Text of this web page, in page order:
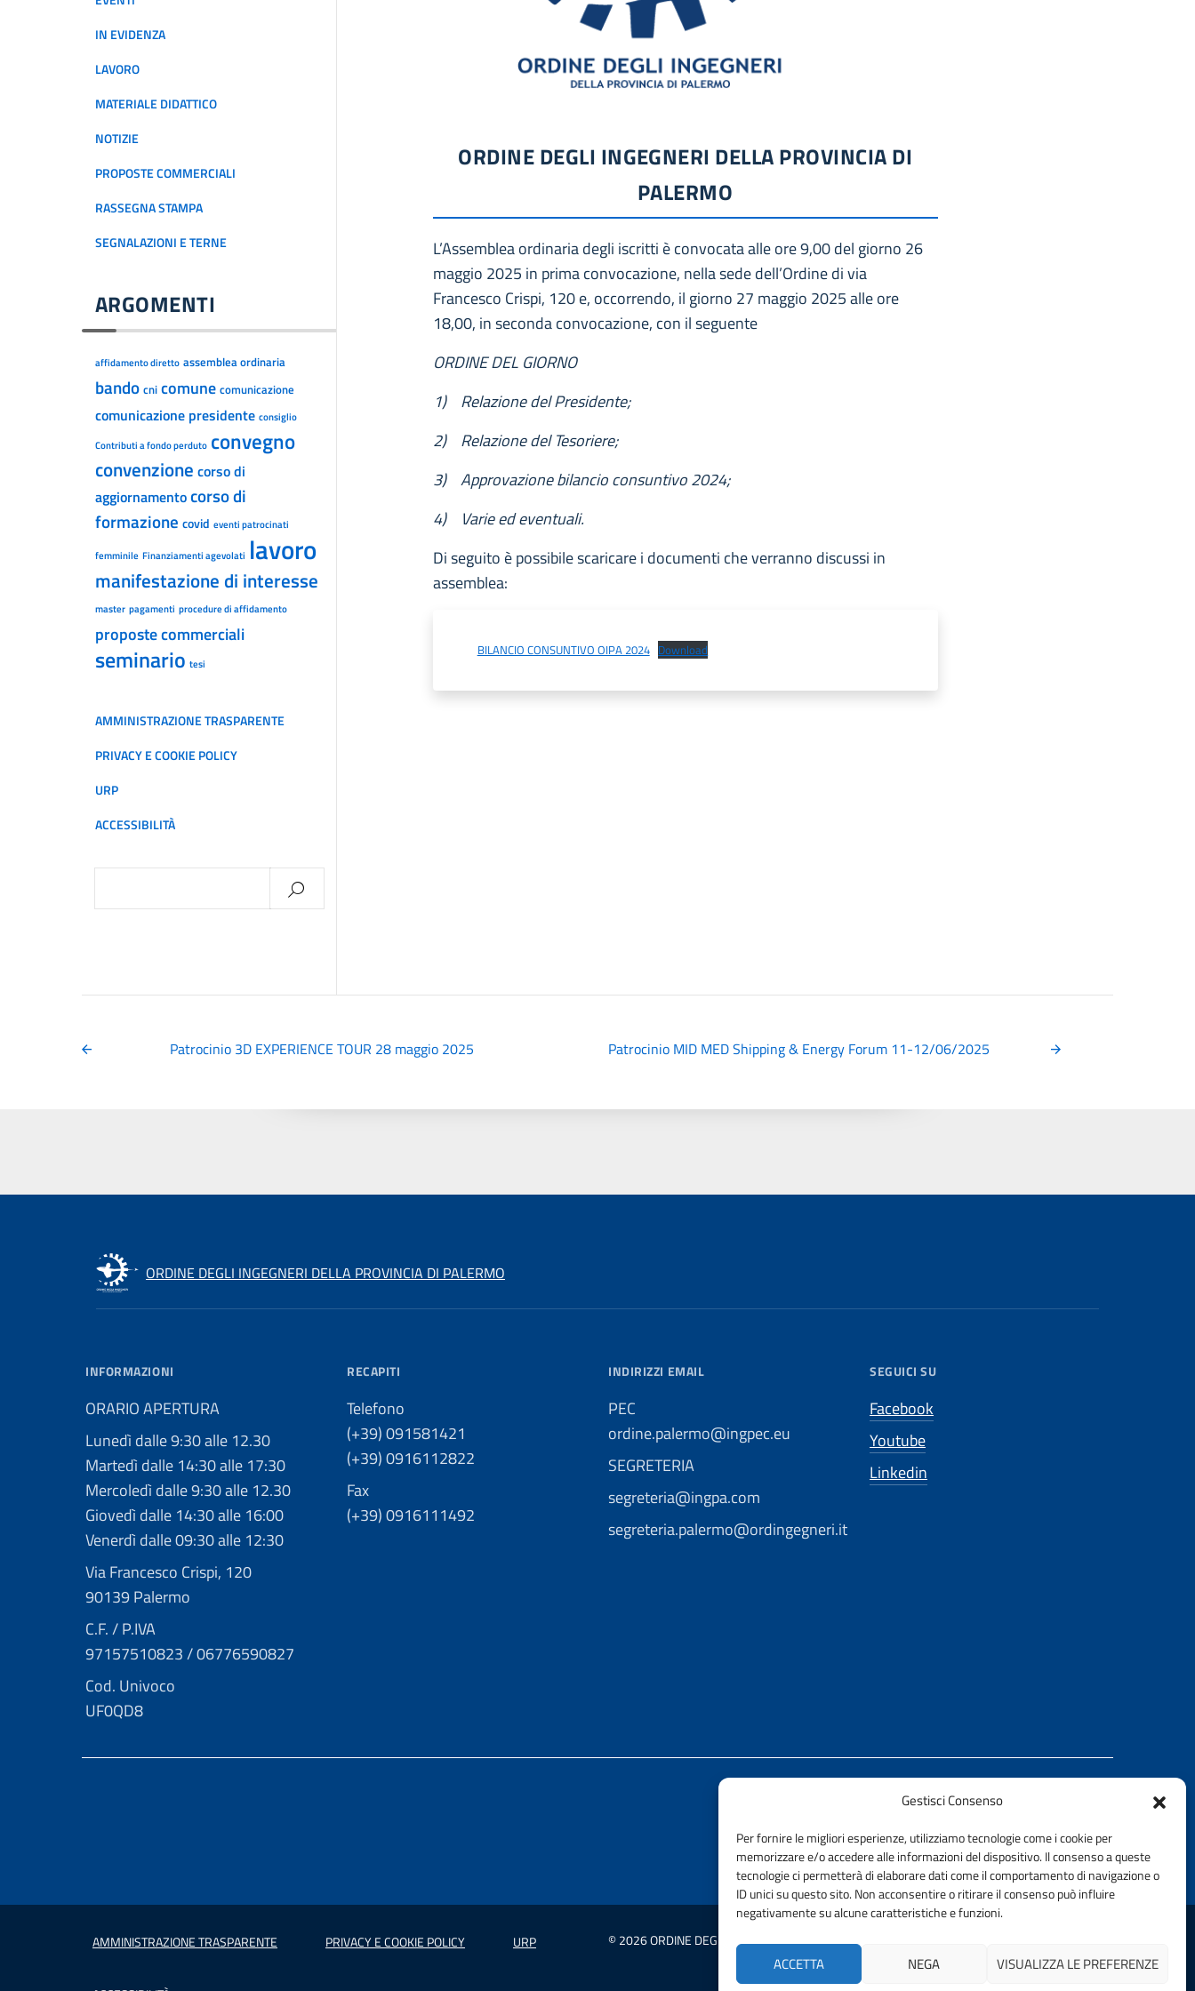
Gestisci Consenso
Per fornire le migliori esperienze, utilizziamo tecnologie come i cookie per
memorizzare e/o accedere alle informazioni del dispositivo. Il consenso a queste
tecnologie ci permetterà di elaborare dati come il comportamento di navigazione o
ID unici su questo sito. Non acconsentire o ritirare il consenso può influire
negativamente su alcune caratteristiche e funzioni.
ACCETTA NEGA VISUALIZZA LE PREFERENZE
IN EVIDENZA
LAVORO
MATERIALE DIDATTICO
NOTIZIE
PROPOSTE COMMERCIALI
RASSEGNA STAMPA
SEGNALAZIONI E TERNE
ARGOMENTI
affidamento diretto assemblea ordinaria
bando cni comune comunicazione
comunicazione presidente consiglio
Contributi a fondo perduto convegno
convenzione corso di
aggiornamentocorso di
formazione covid eventi patrocinati
femminile Finanziamenti agevolati lavoro
manifestazione di interesse
master pagamenti procedure di affidamento
proposte commerciali
seminario tesi
AMMINISTRAZIONE TRASPARENTE
PRIVACY E COOKIE POLICY
URP
ACCESSIBILITÀ
per:
ORDINE DEGLI INGEGNERI DELLA PROVINCIA DI
PALERMO
L’Assemblea ordinaria degli iscritti è convocata alle ore 9,00 del giorno 26
maggio 2025 in prima convocazione, nella sede dell’Ordine di via
Francesco Crispi, 120 e, occorrendo, il giorno 27 maggio 2025 alle ore
18,00, in seconda convocazione, con il seguente
ORDINE DEL GIORNO
1) Relazione del Presidente;
2) Relazione del Tesoriere;
3) Approvazione bilancio consuntivo 2024;
4)
Varie ed eventuali.
Di seguito è possibile scaricare i documenti che verranno discussi in
assemblea:
BILANCIO CONSUNTIVO OIPA 2024 Download
Patrocinio 3D EXPERIENCE TOUR 28 maggio 2025 Patrocinio MID MED Shipping & Energy Forum 11-12/06/2025
ORDINE DEGLI INGEGNERI DELLA PROVINCIA DI PALERMO
INFORMAZIONI
ORARIO APERTURA
Lunedì dalle 9:30 alle 12.30
Martedì dalle 14:30 alle 17:30
Mercoledì dalle 9:30 alle 12.30
Giovedì dalle 14:30 alle 16:00
Venerdì dalle 09:30 alle 12:30
Via Francesco Crispi, 120
90139 Palermo
C.F. / P.IVA
97157510823 / 06776590827
Cod. Univoco
UF0QD8
RECAPITI
Telefono
(+39) 091581421
(+39) 0916112822
Fax
(+39) 0916111492
INDIRIZZI EMAIL
PEC
ordine.palermo@ingpec.eu
SEGRETERIA
segreteria@ingpa.com
segreteria.palermo@ordingegneri.it
SEGUICI SU
Facebook
Youtube
Linkedin
REALIZZATO CON LA COLLABORAZIONE DI
Ing. Aurelio Buglino
AMMINISTRAZIONE TRASPARENTE PRIVACY E COOKIE POLICY URP © 2026 ORDINE DEGLI INGEGNERI DELLA PROVINCIA DI PALERMO | FONDAZIONE CNI